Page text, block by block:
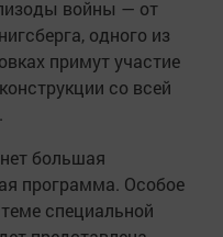
войны — от
одного из
примут участие
со всей
большая
программа. Особое
специальной